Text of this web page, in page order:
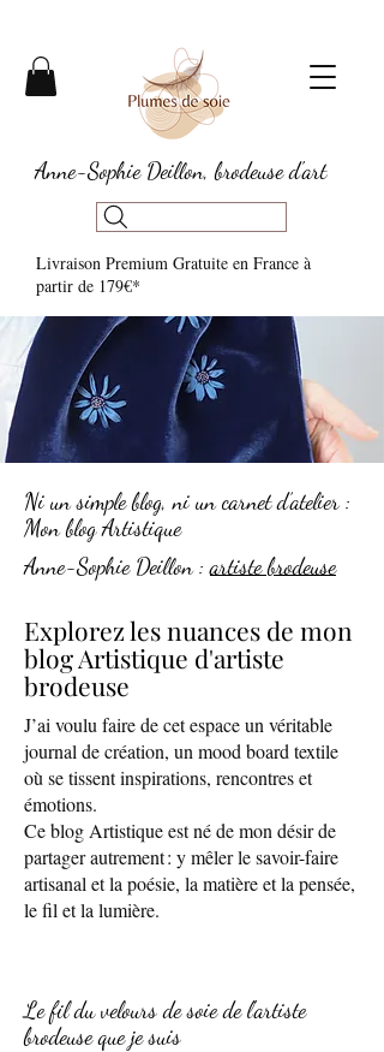
Anne-Sophie Deillon, brodeuse d'art
Livraison Premium Gratuite en France à
partir de 179€*​
Ni un simple blog, ni un carnet d’atelier :
Mon blog Artistique
Anne-Sophie Deillon :artiste brodeuse
Explorez les nuances de mon
blog Artistique d'artiste
brodeuse
J’ai voulu faire de cet espace un véritable
journal de création, un mood board textile
où se tissent inspirations, rencontres et
émotions.
Ce blog Artistique est né de mon désir de
partager autrement : y mêler le savoir-faire
artisanal et la poésie, la matière et la pensée,
le fil et la lumière.
Le fil du velours de soie de l'artiste
brodeuse que je suis